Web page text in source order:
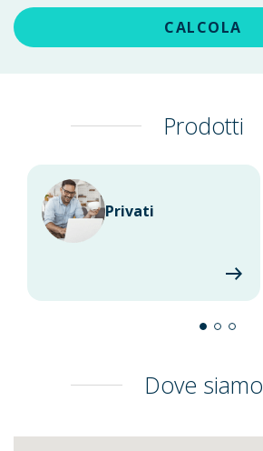
CALCOLA
Prodotti
Privati
Dove siamo